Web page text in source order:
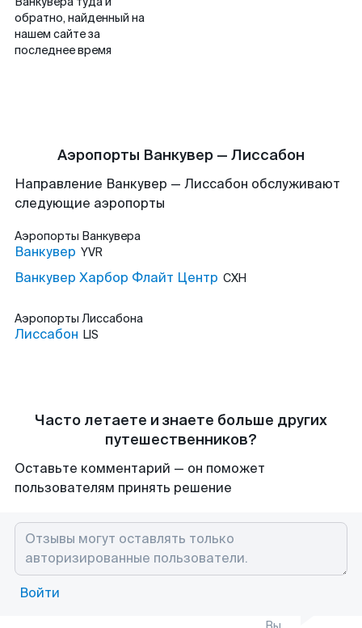
обратно, найденный на
нашем сайте за
последнее время
Аэропорты Ванкувер — Лиссабон
Направление Ванкувер — Лиссабон обслуживают
следующие аэропорты
Аэропорты Ванкувера
Ванкувер YVR
Ванкувер Харбор Флайт Центр CXH
Аэропорты Лиссабона
Лиссабон LIS
Часто летаете и знаете больше других
путешественников?
Оставьте комментарий — он поможет
пользователям принять решение
Войти